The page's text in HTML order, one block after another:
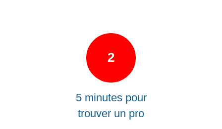
2
5 minutes pour
trouver un pro